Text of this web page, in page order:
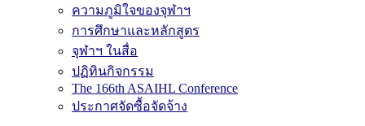
ความภูมิใจของจุฬาฯ
การศึกษาและหลักสูตร
จุฬาฯ ในสื่อ
ปฏิทินกิจกรรม
The 166th ASAIHL Conference
ประกาศจัดซื้อจัดจ้าง